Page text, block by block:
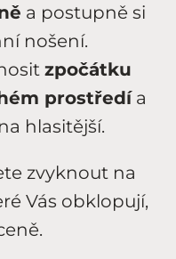
a postupně si
nošení.
zpočátku
prostředía
hlasitější.
zvyknout na
Vás obklopují,